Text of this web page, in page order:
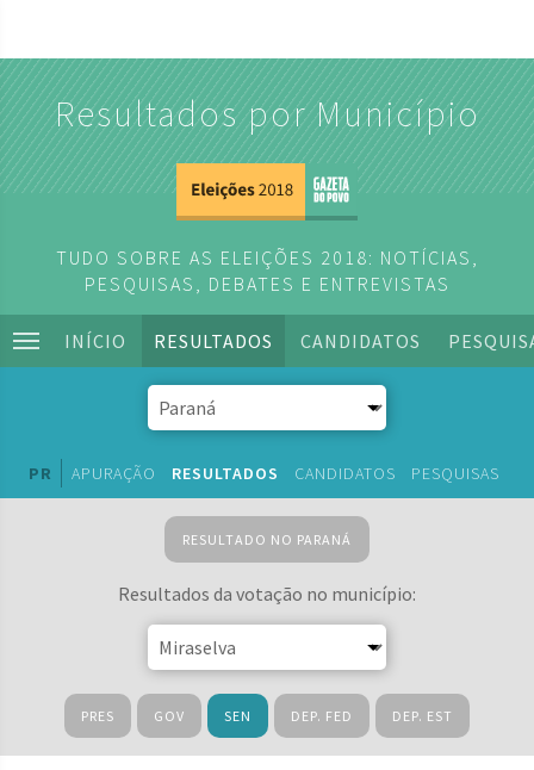
Resultados por Município
TUDO SOBRE AS ELEIÇÕES 2018: NOTÍCIAS,
PESQUISAS, DEBATES E ENTREVISTAS
INÍCIO RESULTADOS CANDIDATOS
PR APURAÇÃO RESULTADOS CANDIDATOS PESQUISAS
RESULTADO NO PARANÁ
Resultados da votação no município:
PRES GOV SEN DEP. FED DEP. EST